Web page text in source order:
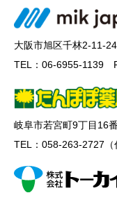
大阪市旭区千林2-11-
TEL：06-6955-1139
岐阜市若宮町9丁目16
TEL：058-263-2727